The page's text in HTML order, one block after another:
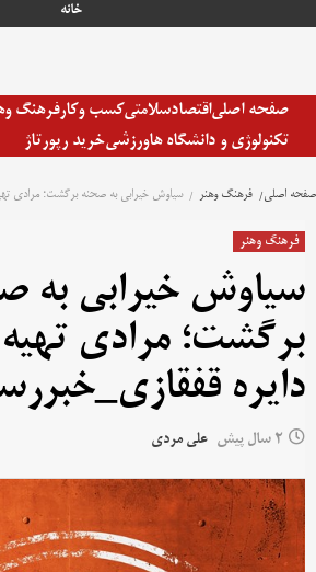
خانه
صفحه اصلیاقتصادسلامتیکسب وکارفرهنگ
تکنولوژی و دانشگاه هاورزشیخرید رپورتاژ
صفحه اصلی فرهنگ وهنر سیاوش خیرابی به صحنه برگشت؛ مرادی
فرهنگ وهنر
سیاوش خیرابی به
برگشت؛ مرادی تهیه
دایره
2 سال پیش علی مردی